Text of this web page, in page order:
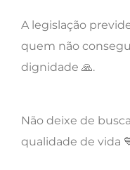
A legislação
quem não
dignidade 🙏.
Não deixe de
qualidade de vida